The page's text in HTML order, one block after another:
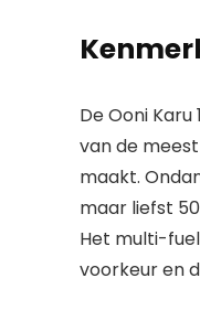
De Ooni
van de
maakt.
maar liefst
Het multi-
voorkeur en